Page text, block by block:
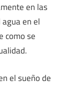
en las
en el
como se
el sueño de